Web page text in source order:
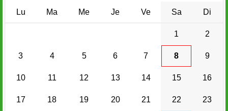
Lu Ma Me Je Ve Sa Di
1 2
3 4 5 6 7 8 9
10 11 12 13 14 15 16
17 18 19 20 21 22 23